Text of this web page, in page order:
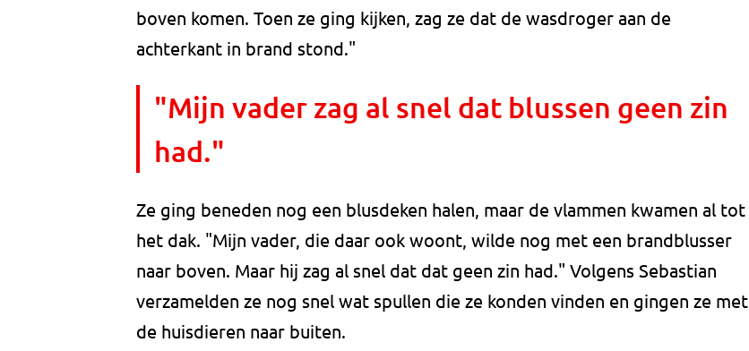
boven komen. Toen ze ging kijken, zag ze dat de wasdroger aan de
achterkant in brand stond."
"Mijn vader zag al snel dat blussen geen zin
had."
Ze ging beneden nog een blusdeken halen, maar de vlammen kwamen al tot
het dak. "Mijn vader, die daar ook woont, wilde nog met een brandblusser
naar boven. Maar hij zag al snel dat dat geen zin had." Volgens Sebastian
verzamelden ze nog snel wat spullen die ze konden vinden en gingen ze met
de huisdieren naar buiten.